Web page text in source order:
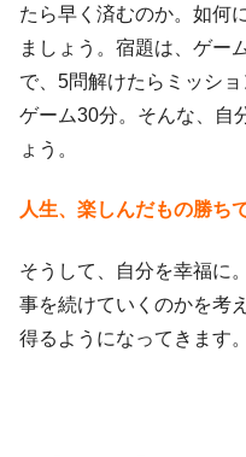
たら早く済むのか。如何
ましょう。宿題は、ゲー
で、5問解けたらミッシ
ゲーム30分。そんな、自
ょう。
人生、楽しんだもの勝ち
そうして、自分を幸福に
事を続けていくのかを考
得るようになってきます。